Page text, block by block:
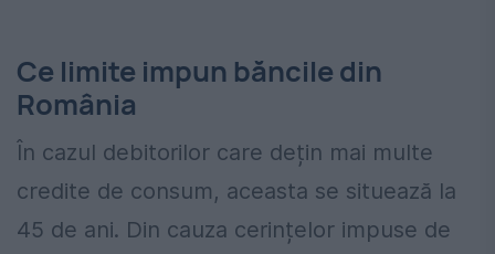
Ce limite impun băncile din
România
În cazul debitorilor care dețin mai multe
credite de consum, aceasta se situează la
45 de ani. Din cauza cerințelor impuse de